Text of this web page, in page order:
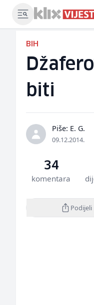
BIH
biti
Piše: E. G.
09.12.2014.
34
komentara
Podijeli